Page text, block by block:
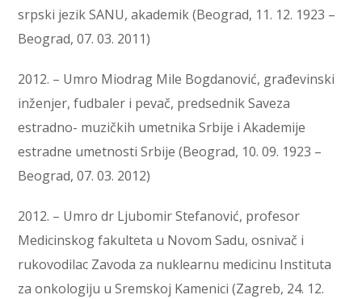
srpski jezik SANU, akademik (Beograd, 11. 12. 1923 –
Beograd, 07. 03. 2011)
2012. – Umro Miodrag Mile Bogdanović, građevinski
inženjer, fudbaler i pevač, predsednik Saveza
estradno- muzičkih umetnika Srbije i Akademije
estradne umetnosti Srbije (Beograd, 10. 09. 1923 –
Beograd, 07. 03. 2012)
2012. – Umro dr Ljubomir Stefanović, profesor
Medicinskog fakulteta u Novom Sadu, osnivač i
rukovodilac Zavoda za nuklearnu medicinu Instituta
za onkologiju u Sremskoj Kamenici (Zagreb, 24. 12.